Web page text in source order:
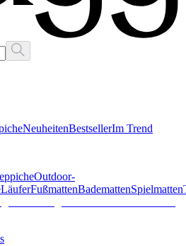
NeuheitenBestsellerIm Trend
Outdoor-
LäuferFußmattenBademattenSpielmatten